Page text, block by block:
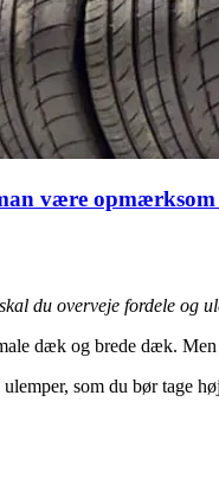
være opmærksom
du overveje fordele og
dæk og brede dæk.
som du bør tage